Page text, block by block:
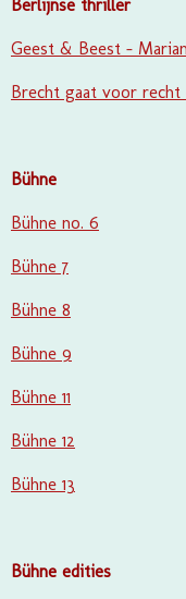
Berlijnse thriller
Geest & Beest -
Brecht gaat voor
Bühne
Bühne no. 6
Bühne 7
Bühne 8
Bühne 9
Bühne 11
Bühne 12
Bühne 13
Bühne edities